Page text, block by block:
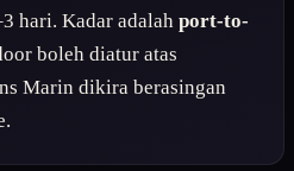
hari. Kadar adalah port-to-
boleh diatur atas
Marin dikira berasingan